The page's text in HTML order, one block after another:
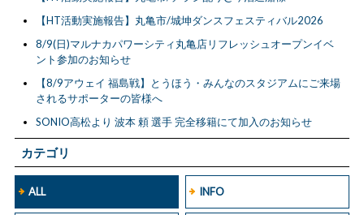
カテゴリ
ALL INFO
【HT活動実施報告】丸亀市/城坤ダンスフェスティバル2026
8/9(日)マルナカパワーシティ丸亀店リフレッシュオープンイベ
ント参加のお知らせ
【8/9アウェイ 福島戦】とうほう・みんなのスタジアムにご来場
されるサポーターの皆様へ
SONIO高松より 波本 頼 選手 完全移籍にて加入のお知らせ